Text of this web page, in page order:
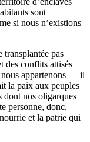
sont
si nous n’existions
transplantée pas
des conflits attisés
nous appartenons — il
la paix aux peuples
dont nos oligarques
personne, donc,
et la patrie qui